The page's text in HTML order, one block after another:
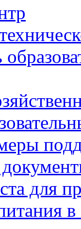
для
в